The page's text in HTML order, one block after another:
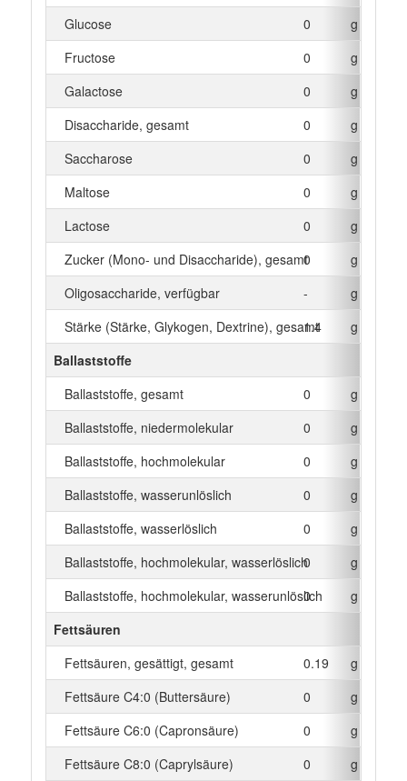
Glucose
0
g
Fructose
0
g
Galactose
0
g
Disaccharide, gesamt
0
g
Saccharose
0
g
Maltose
0
g
Lactose
0
g
Zucker (Mono- und Disaccharide), gesamt0
g
Oligosaccharide, verfügbar
-
g
Stärke (Stärke, Glykogen, Dextrine), gesamt
1.4
g
Ballaststoffe
Ballaststoffe, gesamt
0
g
Ballaststoffe, niedermolekular
0
g
Ballaststoffe, hochmolekular
0
g
Ballaststoffe, wasserunlöslich
0
g
Ballaststoffe, wasserlöslich
0
g
Ballaststoffe, hochmolekular, wasserlöslich0
g
Ballaststoffe, hochmolekular, wasserunlöslich
0
g
Fettsäuren
Fettsäuren, gesättigt, gesamt
0.19
g
Fettsäure C4:0 (Buttersäure)
0
g
Fettsäure C6:0 (Capronsäure)
0
g
Fettsäure C8:0 (Caprylsäure)
0
g